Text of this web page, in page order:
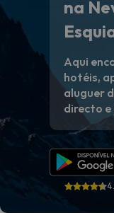
na
Aqui
hotéis,
aluguer
directo e